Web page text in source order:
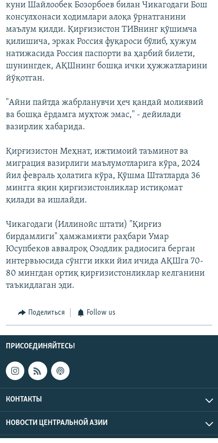
куни Шайлообек Бозорбоев билан Чикагодаги Бош
консулхонаси ходимлари алоқа ўрнатганини
маълум қилди. Қирғизистон ТИВнинг қўшимча
қилишича, эркак Россия фуқароси бўлиб, ҳужум
натижасида Россия паспорти ва ҳарбий билети,
шунингдек, АҚШнинг бошқа ички ҳужжатларини
йўқотган.
"Айни пайтда жабрланувчи ҳеч қандай молиявий
ва бошқа ёрдамга муҳтож эмас," - дейилади
вазирлик хабарида.
Қирғизистон Меҳнат, ижтимоий таъминот ва
миграция вазирлиги маълумотларига кўра, 2024
йил февраль ҳолатига кўра, Қўшма Штатларда 36
мингга яқин қирғизистонликлар истиқомат
қилади ва ишлайди.
Чикагодаги (Иллинойс штати) "Қирғиз
бирдамлиги" ҳамжамияти раҳбари Умар
Юсупбеков аввалроқ Озодлик радиосига берган
интервьюсида сўнгги икки йил ичида АҚШга 70-
80 мингдан ортиқ қирғизистонликлар келганини
таъкидлаган эди.
Поделиться Follow us
ПРИСОЕДИНЯЙТЕСЬ!
КОНТАКТЫ
НОВОСТИ ЦЕНТРАЛЬНОЙ АЗИИ